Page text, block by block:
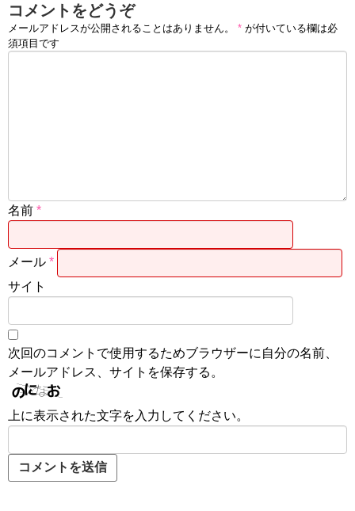
コメントをどうぞ
メールアドレスが公開されることはありません。 * が付いている欄は必
須項目です
名前 *
メール *
サイト
次回のコメントで使用するためブラウザーに自分の名前、
メールアドレス、サイトを保存する。
上に表示された文字を入力してください。